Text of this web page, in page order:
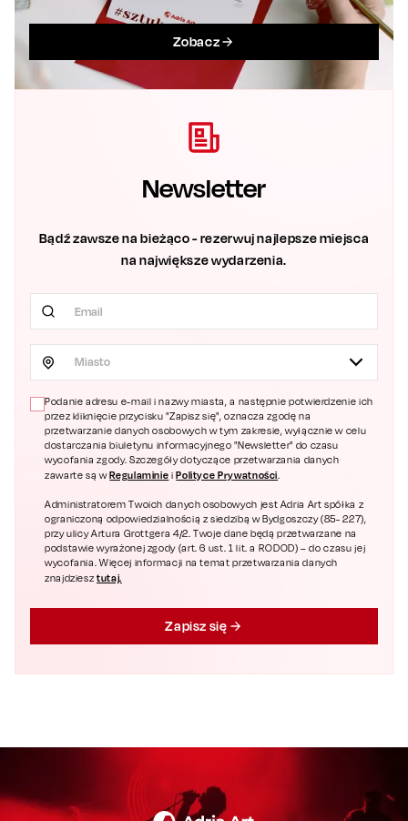
Zobacz
Newsletter
Bądź zawsze na bieżąco - rezerwuj najlepsze miejsca
na największe wydarzenia.
Miasto
Podanie adresu e-mail i nazwy miasta, a następnie potwierdzenie ich
przez kliknięcie przycisku "Zapisz się", oznacza zgodę na
przetwarzanie danych osobowych w tym zakresie, wyłącznie w celu
dostarczania biuletynu informacyjnego "Newsletter" do czasu
wycofania zgody. Szczegóły dotyczące przetwarzania danych
zawarte są wRegulaminie i Polityce Prywatności.
Administratorem Twoich danych osobowych jest Adria Art spółka z
ograniczoną odpowiedzialnością z siedzibą w Bydgoszczy (85- 227),
przy ulicy Artura Grottgera 4/2. Twoje dane będą przetwarzane na
podstawie wyrażonej zgody (art. 6 ust. 1 lit. a RODOD) – do czasu jej
wycofania. Więcej informacji na temat przetwarzania danych
znajdziesztutaj.
Zapisz się